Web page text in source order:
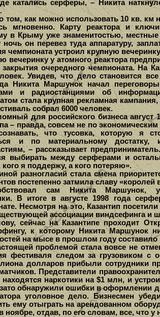
катались серферы, – Никита
том, как можно использовать 10 кв. км
мгновенно. Карту реактора и
в Крыму уже знаменитостью,
он перевез туда аппаратуру,
чемпионата устроил крупную
вечеринку у атомного реактора
закрытия очередного чемпионата. На
Увидев, что дело становится
Никита Маршунок начал
и радиостанциями об
стала крупная рекламная
собрал 6000 человек.
для российского бизнеса август
– правда, совсем не по
что тусовка, которую я
и по материальному
– рассказывает
выбирать между серферами и
я поддержу, а кого потеряю».
разногласий стала смена
постепенно затмила славу
сам Никита Маршунок,
В итоге в августе 1998 года
Несмотря на это, Казантип
ассоциации виндсефинга и
сейчас на Казантипе проходит
к которому Никита Маршунок
на мысе в прошлом году составило
проблемой стала вовсе не
фестиваля следом за грузовиком с
долларов прибыли сотрудники
Представители
наркотики на $1 млн, и
обнаружили ошибки в оформлении
уголовное дело. Бизнесмен
ему отыграть на арендованном
ноябре, отдав, по его словам, все, что у